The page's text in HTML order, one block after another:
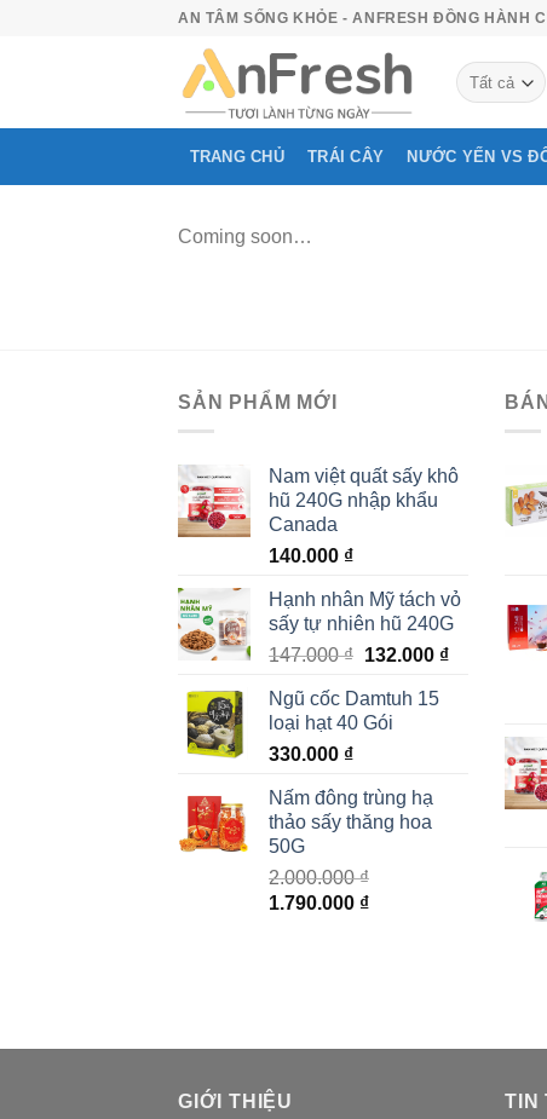
AN TÂM SỐNG KHỎE - ANFRESH ĐỒNG HÀNH
TRANG CHỦ TRÁI CÂY NƯỚC YẾN VS
Coming soon…
SẢN PHẨM MỚI
Nam việt quất sấy khô
hũ 240G nhập khẩu
Canada
140.000 ₫
Hạnh nhân Mỹ tách vỏ
sấy tự nhiên hũ 240G
147.000₫ Giá
là:
147.000 ₫.
132.000 ₫Giá
132.000 ₫.
Ngũ cốc Damtuh 15
loại hạt 40 Gói
330.000 ₫
Nấm đông trùng hạ
thảo sấy thăng hoa
50G
2.000.000₫
Giá
1.790.000 ₫Giá
GIỚI THIỆU TIN